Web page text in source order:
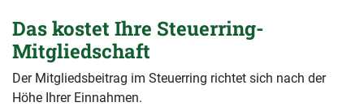
Das kostet Ihre Steuerring-
Mitgliedschaft
Der Mitgliedsbeitrag im Steuerring richtet sich nach der
Höhe Ihrer Einnahmen.